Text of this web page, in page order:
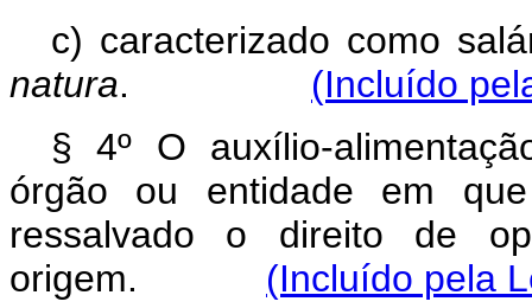
c) caracterizado como
natura. (Incluído
§ 4º O auxílio-
órgão ou entidade em
ressalvado o direito de
origem. (Incluído pela